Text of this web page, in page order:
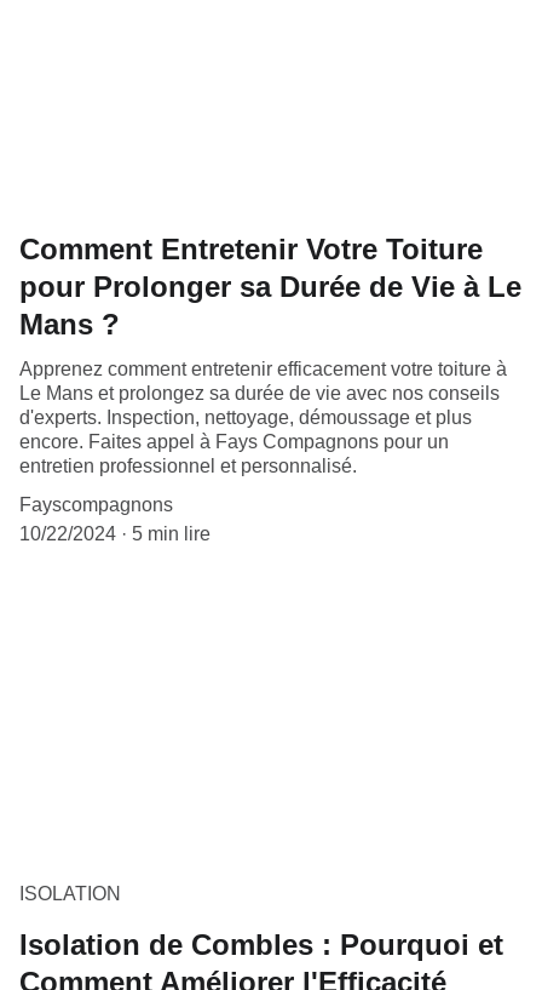
Comment Entretenir Votre Toiture
pour Prolonger sa Durée de Vie à Le
Mans ?
Apprenez comment entretenir efficacement votre toiture à
Le Mans et prolongez sa durée de vie avec nos conseils
d'experts. Inspection, nettoyage, démoussage et plus
encore. Faites appel à Fays Compagnons pour un
entretien professionnel et personnalisé.
Fayscompagnons
10/22/2024
5 min lire
ISOLATION
Isolation de Combles : Pourquoi et
Comment Améliorer l'Efficacité